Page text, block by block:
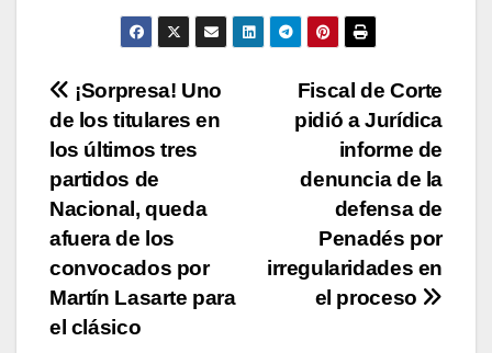
Navegación
de
entradas
Fiscal de Corte
pidió a Jurídica
informe de
denuncia de la
defensa de
Penadés por
irregularidades en
el proceso
¡Sorpresa! Uno
de los titulares en
los últimos tres
partidos de
Nacional, queda
afuera de los
convocados por
Martín Lasarte para
el clásico